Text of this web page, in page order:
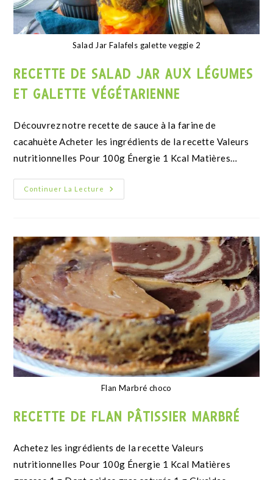
madeleines à la farine de noisette
RECETTE DE MADELEINES À LA FARINE
DE NOISETTES
Continuer La Lecture
Banana bread végan
RECETTE DE BANANA BREAD VEGAN
Continuer La Lecture